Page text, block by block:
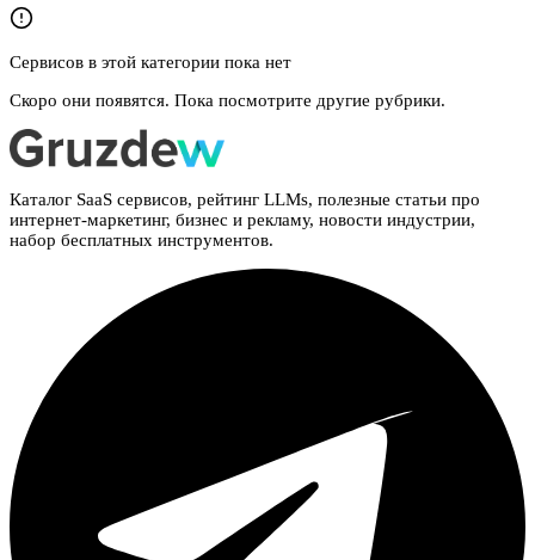
Сервисов в этой категории пока нет
Скоро они появятся. Пока посмотрите другие рубрики.
Каталог SaaS сервисов, рейтинг LLMs, полезные статьи про
интернет-маркетинг, бизнес и рекламу, новости индустрии,
набор бесплатных инструментов.